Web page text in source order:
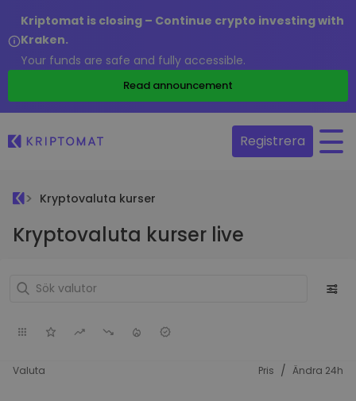
Kriptomat is closing – Continue crypto investing with
Kraken.
Your funds are safe and fully accessible.
Read announcement
Registrera
Kryptovaluta kurser
Kryptovaluta kurser live
Valuta Pris / Ändra 24h